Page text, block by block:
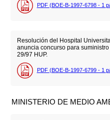
PDF (BOE-B-1997-6798 - 1
Resolución del Hospital
anuncia concurso para
29/97 HUP.
PDF (BOE-B-1997-6799 - 1
MINISTERIO DE MEDIO